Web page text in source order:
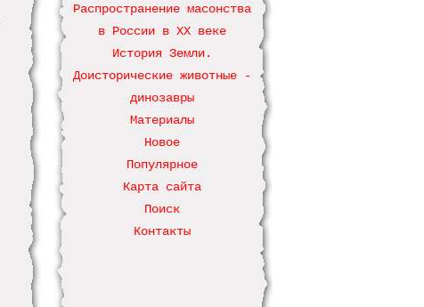
Распространение масонства
в России в ХХ веке
История Земли.
Доисторические животные -
динозавры
Материалы
Новое
Популярное
Карта сайта
Поиск
Контакты